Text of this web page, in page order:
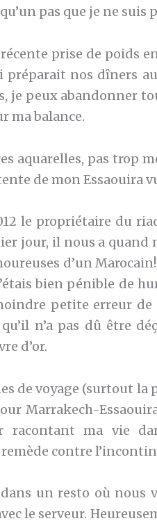
pas que je ne
prise de poids
préparait nos dîners
je peux abandonner
ma balance.
aquarelles, pas trop
de mon Essaouira
le propriétaire du
jour, il nous a quand
d’un
bien pénible de
petite erreur de
n’a pas dû être
d’or.
de voyage (surtout la
Marrakech-
racontant ma vie
contre
un resto où nous
le serveur.